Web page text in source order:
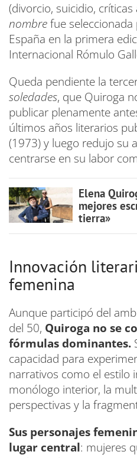
(divorcio, suicidio, críticas
nombrefue
España en la primera
Internacional Rómulo
Queda pendiente la
soledades, que Quiroga
publicar plenamente
últimos años literarios
(1973) y luego redujo su
centrarse en su labor
Elena
mejores
tierra»
Innovación
femenina
Aunque participó del
del 50, Quiroga no se
fórmulas dominantes.
capacidad para
narrativos como el estilo
monólogo interior, la
perspectivas y la
Sus personajes
lugar central: mujeres